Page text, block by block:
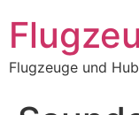
Inhalt
springen
Flugzeuge und